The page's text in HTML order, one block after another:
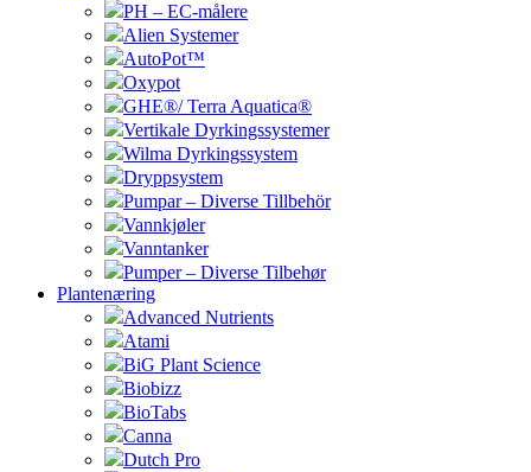
PH – EC-målere
Alien Systemer
AutoPot™
Oxypot
GHE®/ Terra Aquatica®
Vertikale Dyrkingssystemer
Wilma Dyrkingssystem
Dryppsystem
Pumpar – Diverse Tillbehör
Vannkjøler
Vanntanker
Pumper – Diverse Tilbehør
Plantenæring
Advanced Nutrients
Atami
BiG Plant Science
Biobizz
BioTabs
Canna
Dutch Pro